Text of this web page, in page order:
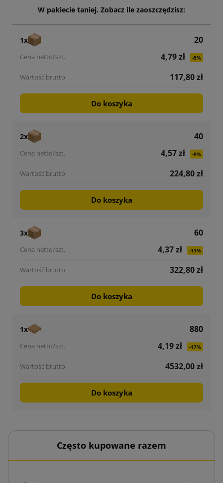
W pakiecie taniej. Zobacz ile zaoszczędzisz:
1x
20
4,79 zł
-5%
117,80 zł
Do koszyka
2x
40
4,57 zł
-9%
224,80 zł
Do koszyka
3x
60
4,37 zł
-13%
322,80 zł
Do koszyka
1x
880
4,19 zł
-17%
4532,00 zł
Do koszyka
Często kupowane razem